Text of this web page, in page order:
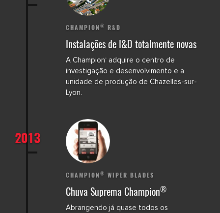
CHAMPION® R&D
Instalações de I&D totalmente novas
A Champion® adquire o centro de
investigação e desenvolvimento e a
unidade de produção de Chazelles-sur-
Lyon.
2013
CHAMPION® WIPER BLADES
Chuva Suprema Champion®
Abrangendo já quase todos os